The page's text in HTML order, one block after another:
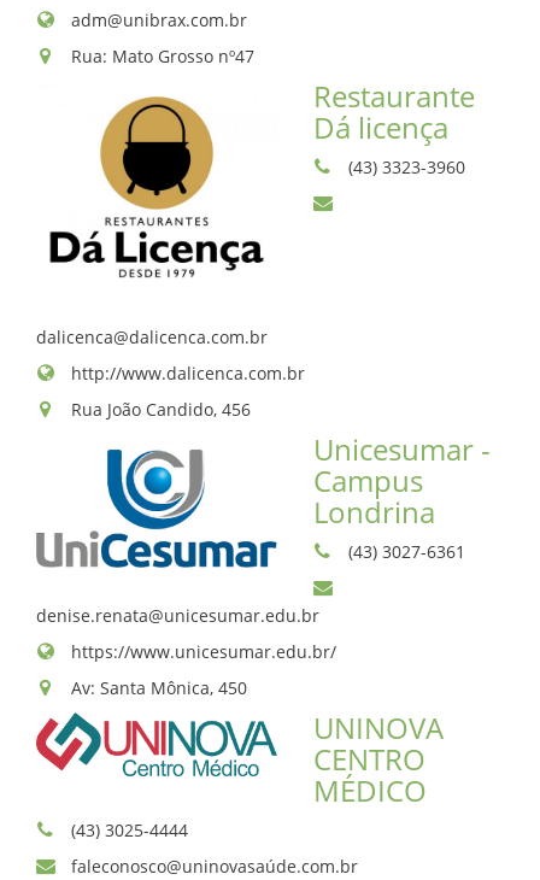
adm@unibrax.com.br
Rua: Mato Grosso nº47
Restaurante
Dá licença
(43) 3323-3960
dalicenca@dalicenca.com.br
http://www.dalicenca.com.br
Rua João Candido, 456
Unicesumar -
Campus
Londrina
(43) 3027-6361
denise.renata@unicesumar.edu.br
https://www.unicesumar.edu.br/
Av: Santa Mônica, 450
UNINOVA
CENTRO
MÉDICO
(43) 3025-4444
faleconosco@uninovasaúde.com.br